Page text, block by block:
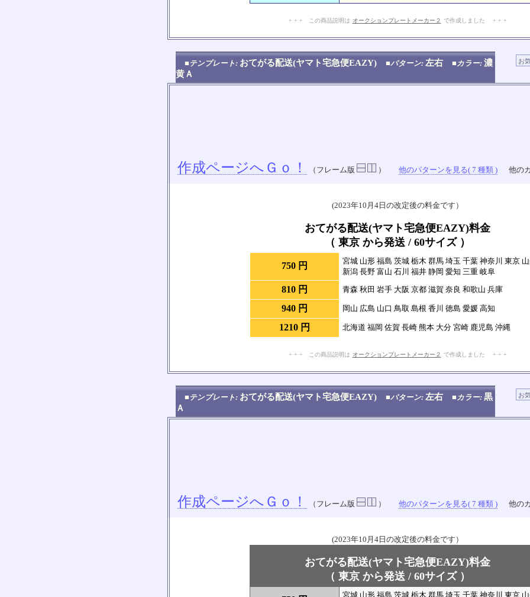
+ + + この商品説明は オークションプレートメーカー２ で作成しました + + +
■テンプレート: おてがる配送(ヤマト宅急便EAZY) ■パターン: 左右 ■カラー: 濃
黄Ａ
作成ページへＧｏ！ （フレーム版 ） 他のパターンを見る( 7 種類 ) 他の
(2023年10月4日の改定後の料金です）
おてがる配送(ヤマト宅急便EAZY)料金
（ 東京 から発送 / 60サイズ ）
750 円
宮城 山形 福島 茨城 栃木 群馬 埼玉 千葉 神奈川 東京
新潟 長野 富山 石川 福井 静岡 愛知 三重 岐阜
810 円 青森 秋田 岩手 大阪 京都 滋賀 奈良 和歌山 兵庫
940 円 岡山 広島 山口 鳥取 島根 香川 徳島 愛媛 高知
1210 円 北海道 福岡 佐賀 長崎 熊本 大分 宮崎 鹿児島 沖縄
+ + + この商品説明は オークションプレートメーカー２ で作成しました + + +
■テンプレート: おてがる配送(ヤマト宅急便EAZY) ■パターン: 左右 ■カラー: 黒
Ａ
作成ページへＧｏ！ （フレーム版 ） 他のパターンを見る( 7 種類 ) 他の
(2023年10月4日の改定後の料金です）
おてがる配送(ヤマト宅急便EAZY)料金
（ 東京 から発送 / 60サイズ ）
宮城 山形 福島 茨城 栃木 群馬 埼玉 千葉 神奈川 東京